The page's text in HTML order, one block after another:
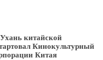
китайской
Кинокультурный
Китая